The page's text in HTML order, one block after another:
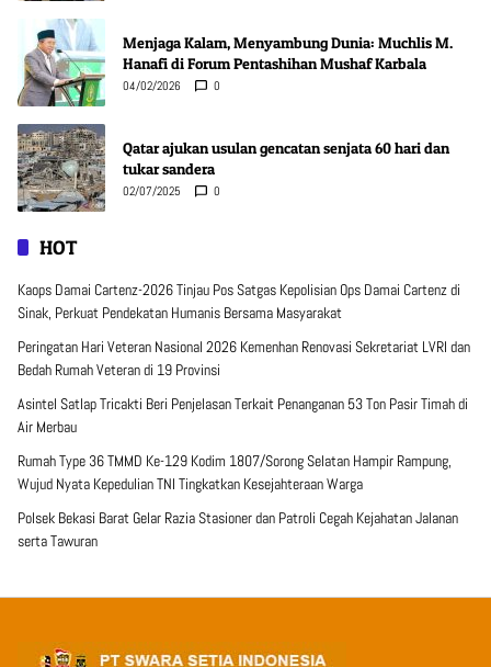
Menjaga Kalam, Menyambung Dunia: Muchlis M.
Hanafi di Forum Pentashihan Mushaf Karbala
04/02/2026 0
Qatar ajukan usulan gencatan senjata 60 hari dan
tukar sandera
02/07/2025 0
HOT
Kaops Damai Cartenz-2026 Tinjau Pos Satgas Kepolisian Ops Damai Cartenz di
Sinak, Perkuat Pendekatan Humanis Bersama Masyarakat
Peringatan Hari Veteran Nasional 2026 Kemenhan Renovasi Sekretariat LVRI dan
Bedah Rumah Veteran di 19 Provinsi
Asintel Satlap Tricakti Beri Penjelasan Terkait Penanganan 53 Ton Pasir Timah di
Air Merbau
Rumah Type 36 TMMD Ke-129 Kodim 1807/Sorong Selatan Hampir Rampung,
Wujud Nyata Kepedulian TNI Tingkatkan Kesejahteraan Warga
Polsek Bekasi Barat Gelar Razia Stasioner dan Patroli Cegah Kejahatan Jalanan
serta Tawuran